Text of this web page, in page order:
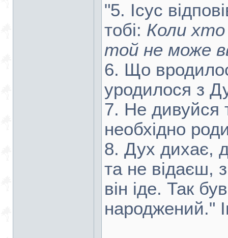
"5. Ісус
тобі: Коли хто
той не може
6. Що
уродилося з
7. Не дивуйся
необхідно
8. Дух дихає,
та не відаєш,
він іде. Так
народжений."